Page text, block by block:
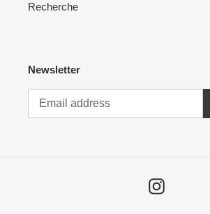
Recherche
Newsletter
Instagram